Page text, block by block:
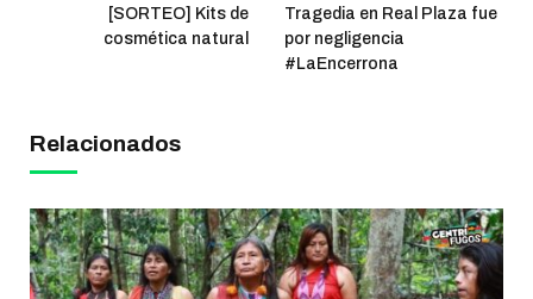
[SORTEO] Kits de
cosmética natural
Tragedia en Real Plaza fue
por negligencia
#LaEncerrona
Relacionados